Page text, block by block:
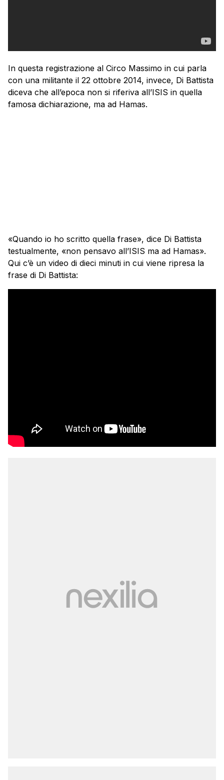
In questa registrazione al Circo Massimo in cui parla
con una militante il 22 ottobre 2014, invece, Di Battista
diceva che all’epoca non si riferiva all’ISIS in quella
famosa dichiarazione, ma ad Hamas.
«Quando io ho scritto quella frase», dice Di Battista
testualmente, «non pensavo all’ISIS ma ad Hamas».
Qui c’è un video di dieci minuti in cui viene ripresa la
frase di Di Battista: